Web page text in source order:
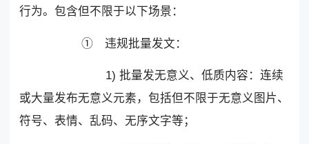
行为。包含但不限于以下场景：
① 违规批量发文：
1) 批量发无意义、低质内容：连续
或大量发布无意义元素，包括但不限于无意义图片、
符号、表情、乱码、无序文字等；